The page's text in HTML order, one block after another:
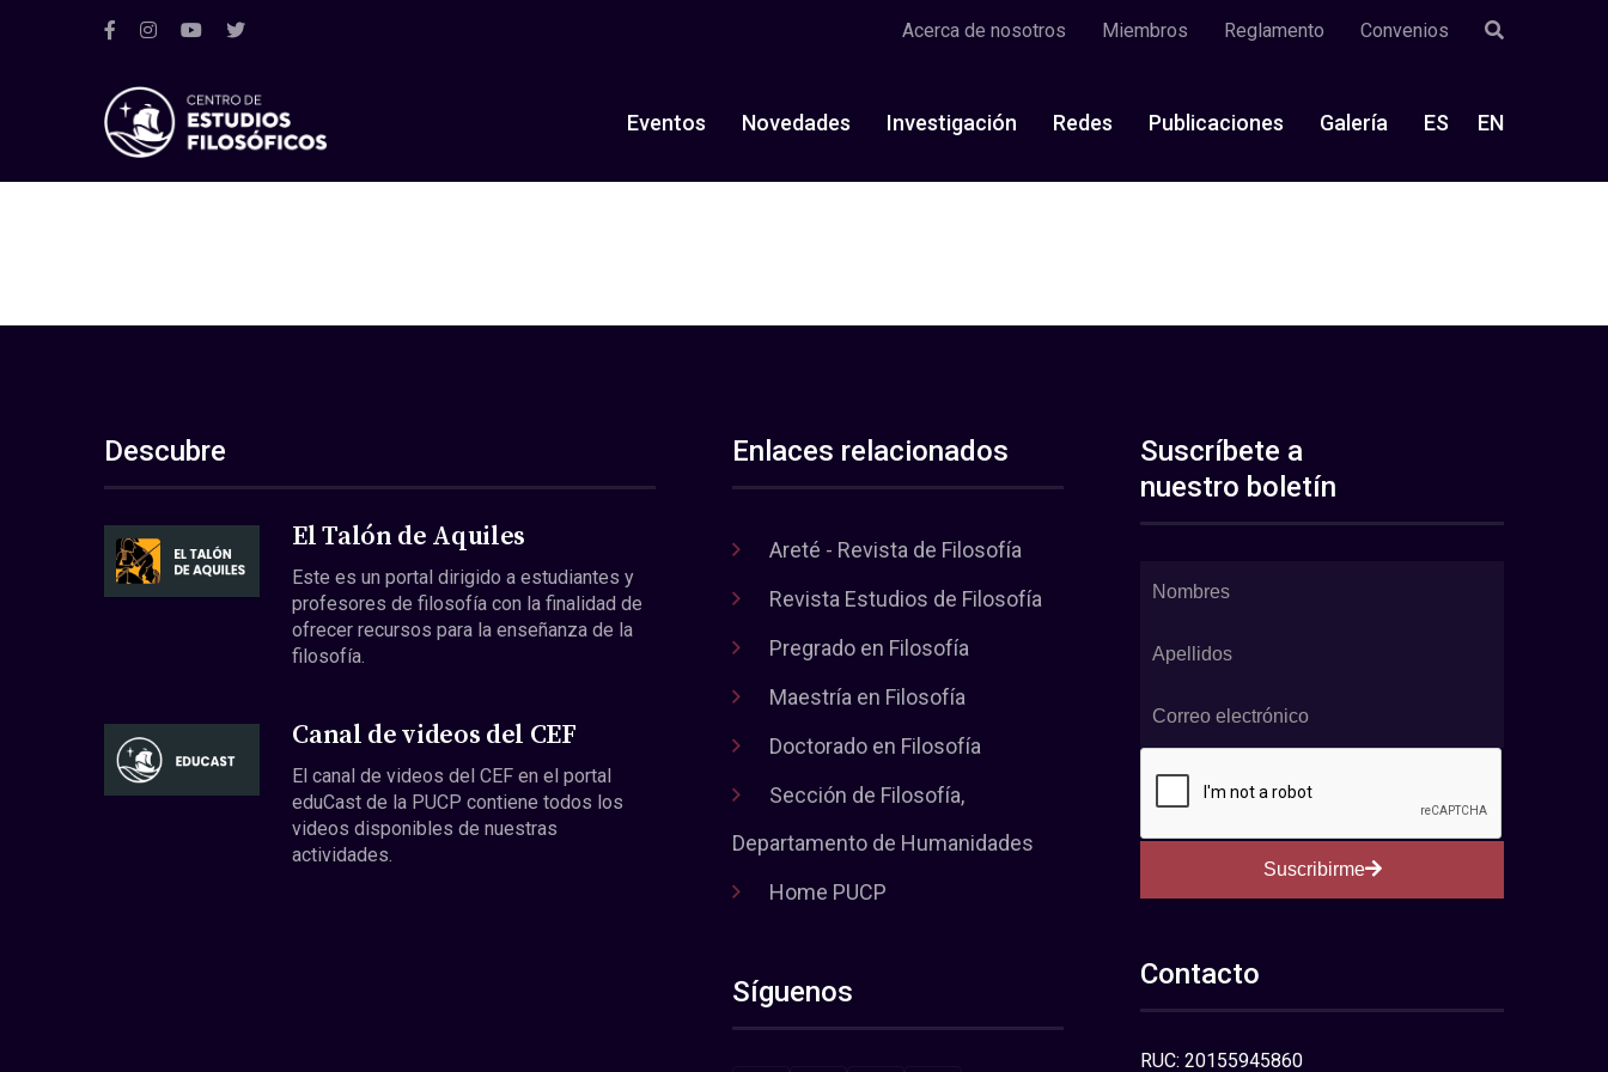
Acerca de nosotros Miembros Reglamento Convenios
Eventos Novedades Investigación Redes Publicaciones Galería ES EN
Descubre
El Talón de Aquiles
Este es un portal dirigido a estudiantes y
profesores de filosofía con la finalidad de
ofrecer recursos para la enseñanza de la
filosofía.
Canal de videos del CEF
El canal de videos del CEF en el portal
eduCast de la PUCP contiene todos los
videos disponibles de nuestras
actividades.
Enlaces relacionados
Areté - Revista de Filosofía
Revista Estudios de Filosofía
Pregrado en Filosofía
Maestría en Filosofía
Doctorado en Filosofía
Sección de Filosofía,
Departamento de Humanidades
Home PUCP
Síguenos
Suscríbete a
nuestro boletín
Suscribirme
Contacto
RUC: 20155945860